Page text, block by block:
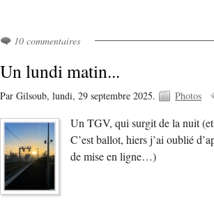
10 commentaires
Un lundi matin...
Par Gilsoub, lundi, 29 septembre 2025. Photos
Un TGV, qui surgit de la nuit
C’est ballot, hiers j’ai oublié
de mise en ligne…)